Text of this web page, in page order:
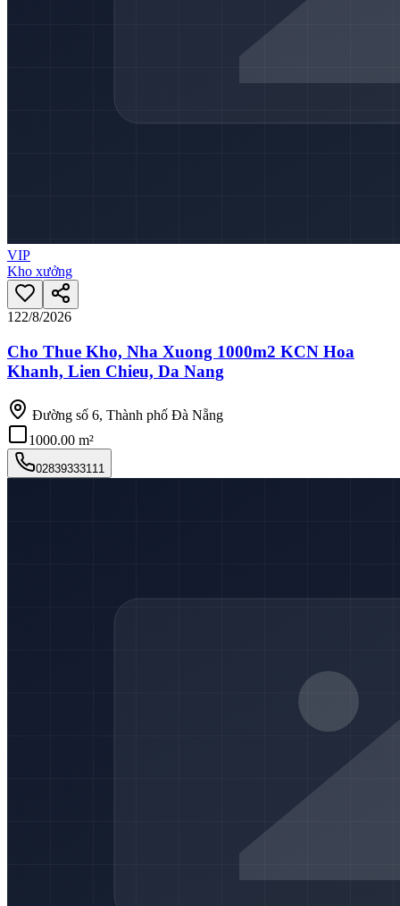
VIP
Kho xưởng
122/8/2026
Cho Thue Kho, Nha Xuong 1000m2 KCN Hoa
Khanh, Lien Chieu, Da Nang
Đường số 6, Thành phố Đà Nẵng
1000.00 m²
02839333111